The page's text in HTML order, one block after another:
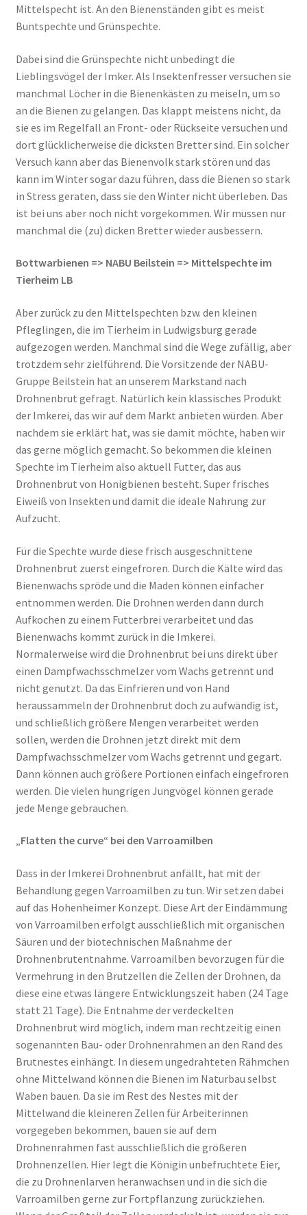
Mittelspecht ist. An den Bienenständen gibt es meist
Buntspechte und Grünspechte.
Dabei sind die Grünspechte nicht unbedingt die
Lieblingsvögel der Imker. Als Insektenfresser versuchen sie
manchmal Löcher in die Bienenkästen zu meiseln, um so
an die Bienen zu gelangen. Das klappt meistens nicht, da
sie es im Regelfall an Front- oder Rückseite versuchen und
dort glücklicherweise die dicksten Bretter sind. Ein solcher
Versuch kann aber das Bienenvolk stark stören und das
kann im Winter sogar dazu führen, dass die Bienen so stark
in Stress geraten, dass sie den Winter nicht überleben. Das
ist bei uns aber noch nicht vorgekommen. Wir müssen nur
manchmal die (zu) dicken Bretter wieder ausbessern.
Bottwarbienen => NABU Beilstein => Mittelspechte im
Tierheim LB
Aber zurück zu den Mittelspechten bzw. den kleinen
Pfleglingen, die im Tierheim in Ludwigsburg gerade
aufgezogen werden. Manchmal sind die Wege zufällig, aber
trotzdem sehr zielführend. Die Vorsitzende der NABU-
Gruppe Beilstein hat an unserem Markstand nach
Drohnenbrut gefragt. Natürlich kein klassisches Produkt
der Imkerei, das wir auf dem Markt anbieten würden. Aber
nachdem sie erklärt hat, was sie damit möchte, haben wir
das gerne möglich gemacht. So bekommen die kleinen
Spechte im Tierheim also aktuell Futter, das aus
Drohnenbrut von Honigbienen besteht. Super frisches
Eiweiß von Insekten und damit die ideale Nahrung zur
Aufzucht.
Für die Spechte wurde diese frisch ausgeschnittene
Drohnenbrut zuerst eingefroren. Durch die Kälte wird das
Bienenwachs spröde und die Maden können einfacher
entnommen werden. Die Drohnen werden dann durch
Aufkochen zu einem Futterbrei verarbeitet und das
Bienenwachs kommt zurück in die Imkerei.
Normalerweise wird die Drohnenbrut bei uns direkt über
einen Dampfwachsschmelzer vom Wachs getrennt und
nicht genutzt. Da das Einfrieren und von Hand
heraussammeln der Drohnenbrut doch zu aufwändig ist,
und schließlich größere Mengen verarbeitet werden
sollen, werden die Drohnen jetzt direkt mit dem
Dampfwachsschmelzer vom Wachs getrennt und gegart.
Dann können auch größere Portionen einfach eingefroren
werden. Die vielen hungrigen Jungvögel können gerade
jede Menge gebrauchen.
„Flatten the curve“ bei den Varroamilben
Dass in der Imkerei Drohnenbrut anfällt, hat mit der
Behandlung gegen Varroamilben zu tun. Wir setzen dabei
auf das Hohenheimer Konzept. Diese Art der Eindämmung
von Varroamilben erfolgt ausschließlich mit organischen
Säuren und der biotechnischen Maßnahme der
Drohnenbrutentnahme. Varroamilben bevorzugen für die
Vermehrung in den Brutzellen die Zellen der Drohnen, da
diese eine etwas längere Entwicklungszeit haben (24 Tage
statt 21 Tage). Die Entnahme der verdeckelten
Drohnenbrut wird möglich, indem man rechtzeitig einen
sogenannten Bau- oder Drohnenrahmen an den Rand des
Brutnestes einhängt. In diesem ungedrahteten Rähmchen
ohne Mittelwand können die Bienen im Naturbau selbst
Waben bauen. Da sie im Rest des Nestes mit der
Mittelwand die kleineren Zellen für Arbeiterinnen
vorgegeben bekommen, bauen sie auf dem
Drohnenrahmen fast ausschließlich die größeren
Drohnenzellen. Hier legt die Königin unbefruchtete Eier,
die zu Drohnenlarven heranwachsen und in die sich die
Varroamilben gerne zur Fortpflanzung zurückziehen.